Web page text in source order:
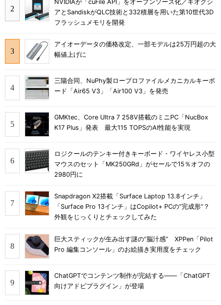
NVIDIAが「cuFile API」をオープンソース化／キオクシ
アとSandiskがQLC技術と332積層を用いた第10世代3D
フラッシュメモリを開発
アイオーデータの価格改定、一部モデルは25万円超の大
幅値上げに
三陽合同、NuPhy製ロープロファイルメカニカルキーボ
ード「Air65 V3」「Air100 V3」を発売
GMKtec、Core Ultra 7 258V搭載のミニPC「NucBox
K17 Plus」発表 最大115 TOPSのAI性能を実現
ロジクールのテンキー付きキーボード・ワイヤレス小型
マウスのセット「MK250GRd」がセールで15％オフの
2980円に
Snapdragon X2搭載「Surface Laptop 13.8インチ」
「Surface Pro 13インチ」はCopilot+ PCの“完成形”？
外観をじっくりとチェックしてみた
巨大スティックが生み出す謎の“脳汁感” XPPen「Pilot
Pro 編集コンソール」のお絵描き実用度をチェック
ChatGPTでコンテンツ制作が完結する――「ChatGPT
向けアドビプラグイン」が登場